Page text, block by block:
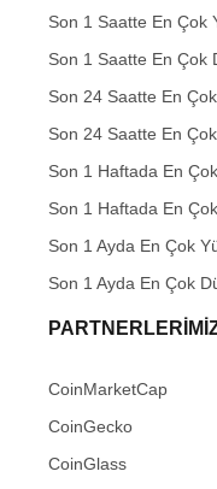
Son 1 Saatte En Çok
Son 1 Saatte En Çok
Son 24 Saatte En
Son 24 Saatte En
Son 1 Haftada En
Son 1 Haftada En
Son 1 Ayda En Çok
Son 1 Ayda En Çok
CoinMarketCap
CoinGecko
CoinGlass